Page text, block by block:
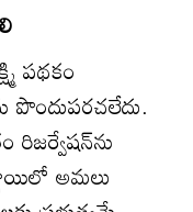
పథకం
పొందుపరచలేదు.
రిజర్వేషన్‌ను
అమలు